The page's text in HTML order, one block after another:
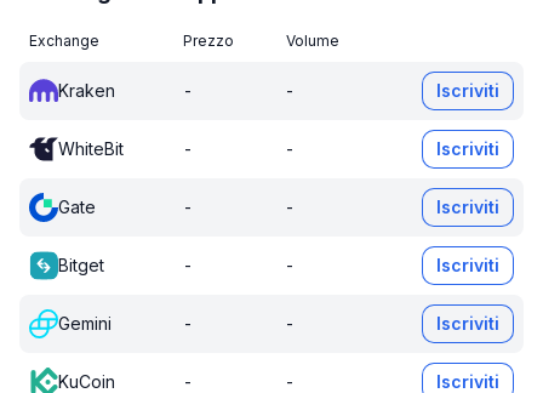
Exchange Prezzo Volume
Kraken - - Iscriviti
WhiteBit - - Iscriviti
Gate - - Iscriviti
Bitget - - Iscriviti
Gemini - - Iscriviti
KuCoin - - Iscriviti